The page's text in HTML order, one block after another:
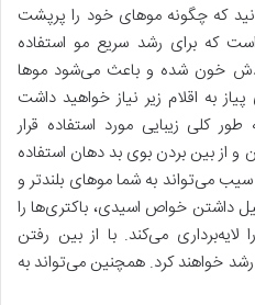
که چگونه موهای خود را پرپشت
که برای رشد سریع مو استفاده
خون شده و باعث می‌شود موها
به اقلام زیر نیاز خواهید داشت
کلی زیبایی مورد استفاده قرار
از بین بردن بوی بد دهان استفاده
سیب می‌تواند به شما موهای بلند‌تر و
داشتن خواص اسیدی، باکتری‌ها را
می‌کند. با از بین رفتن
خواهند کرد. همچنین می‌تواند به